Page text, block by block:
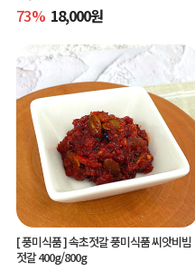
73% 18,000원
[ 풍미식품 ]속초젓갈 풍미식품 씨앗비빔
젓갈 400g/800g